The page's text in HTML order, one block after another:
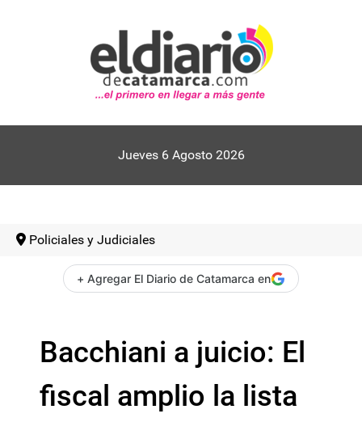
Jueves 6 Agosto 2026
Policiales y Judiciales
+ Agregar El Diario de Catamarca en
Bacchiani a juicio: El
fiscal amplio la lista